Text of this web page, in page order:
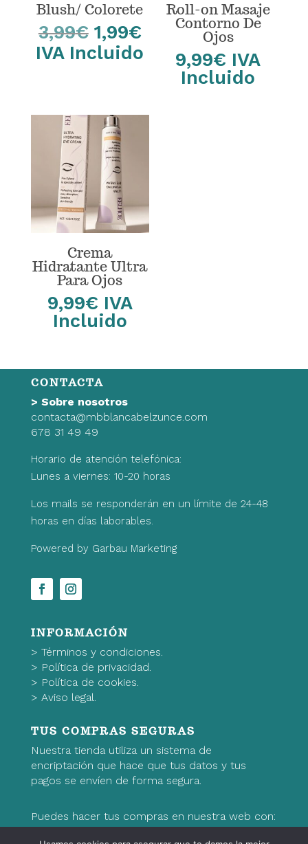
Blush/ Colorete
3,99€ El
precio
1,99€El
precio
actual
IVA Incluido
Roll-on Masaje
Contorno De
Ojos
9,99€ IVA
Incluido
Crema
Hidratante Ultra
Para Ojos
9,99€ IVA
Incluido
CONTACTA
> Sobre nosotros
contacta@mbblancabelzunce.com
678 31 49 49
Horario de atención telefónica:
Lunes a viernes: 10-20 horas
Los mails se responderán en un límite de 24-48
horas en días laborables.
Powered by Garbau Marketing
INFORMACIÓN
> Términos y condiciones.
> Política de privacidad.
> Política de cookies.
> Aviso legal.
TUS COMPRAS SEGURAS
Nuestra tienda utiliza un sistema de
encriptación que hace que tus datos y tus
pagos se envíen de forma segura.
Puedes hacer tus compras en nuestra web con: